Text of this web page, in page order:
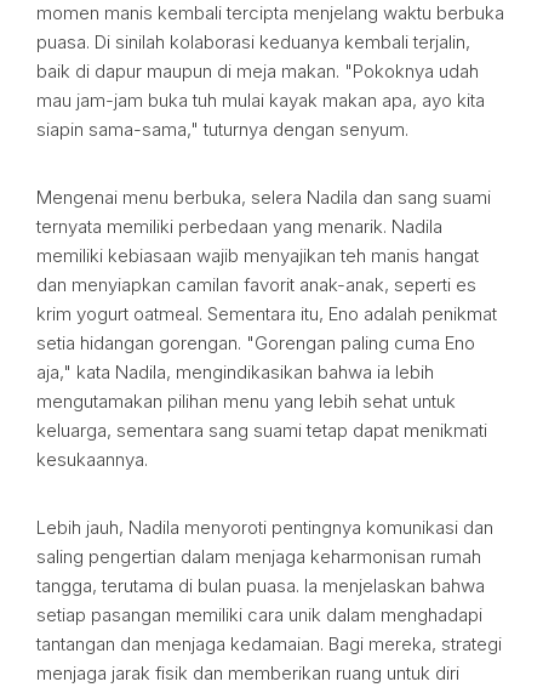
momen manis kembali tercipta menjelang waktu berbuka
puasa. Di sinilah kolaborasi keduanya kembali terjalin,
baik di dapur maupun di meja makan. "Pokoknya udah
mau jam-jam buka tuh mulai kayak makan apa, ayo kita
siapin sama-sama," tuturnya dengan senyum.
Mengenai menu berbuka, selera Nadila dan sang suami
ternyata memiliki perbedaan yang menarik. Nadila
memiliki kebiasaan wajib menyajikan teh manis hangat
dan menyiapkan camilan favorit anak-anak, seperti es
krim yogurt oatmeal. Sementara itu, Eno adalah penikmat
setia hidangan gorengan. "Gorengan paling cuma Eno
aja," kata Nadila, mengindikasikan bahwa ia lebih
mengutamakan pilihan menu yang lebih sehat untuk
keluarga, sementara sang suami tetap dapat menikmati
kesukaannya.
Lebih jauh, Nadila menyoroti pentingnya komunikasi dan
saling pengertian dalam menjaga keharmonisan rumah
tangga, terutama di bulan puasa. Ia menjelaskan bahwa
setiap pasangan memiliki cara unik dalam menghadapi
tantangan dan menjaga kedamaian. Bagi mereka, strategi
menjaga jarak fisik dan memberikan ruang untuk diri